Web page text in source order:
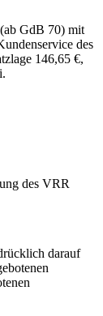
GdB 70) mit
des
146,65 €,
des VRR
darauf